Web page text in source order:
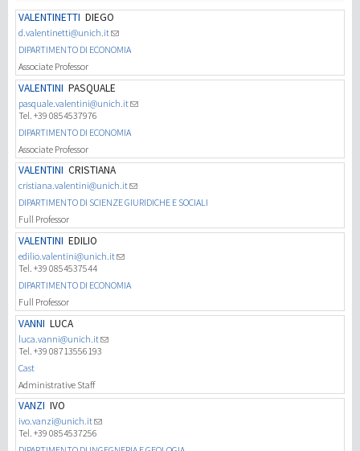
Didáctica
VALENTINETTI DIEGO
d.valentinetti@unich.it
DIPARTIMENTO DI ECONOMIA
Associate Professor
VALENTINI PASQUALE
pasquale.valentini@unich.it
Tel. +39 0854537976
DIPARTIMENTO DI ECONOMIA
Associate Professor
VALENTINI CRISTIANA
cristiana.valentini@unich.it
DIPARTIMENTO DI SCIENZE GIURIDICHE E SOCIALI
Full Professor
VALENTINI EDILIO
edilio.valentini@unich.it
Tel. +39 0854537544
DIPARTIMENTO DI ECONOMIA
Full Professor
VANNI LUCA
luca.vanni@unich.it
Tel. +39 08713556193
Cast
Administrative Staff
VANZI IVO
ivo.vanzi@unich.it
Tel. +39 0854537256